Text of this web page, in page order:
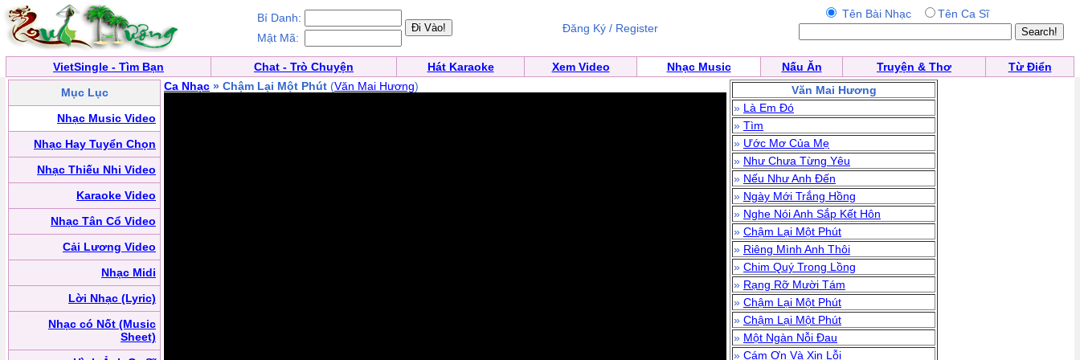
Bí Danh:
Mật Mã:
Đăng Ký / Register
Tên Bài Nhạc Tên Ca Sĩ
VietSingle - Tìm Bạn Chat - Trò Chuyện Hát Karaoke Xem Video Nhạc Music Nấu Ăn Truyện & Thơ
Từ Điển
Mục Lục
Nhạc Music Video
Nhạc Hay Tuyển Chọn
Nhạc Thiếu Nhi Video
Karaoke Video
Nhạc Tân Cổ Video
Cải Lương Video
Nhạc Midi
Lời Nhạc (Lyric)
Nhạc có Nốt (Music
Sheet)
Ca Nhạc » Chậm Lại Một Phút (Văn Mai Hương)
Văn Mai Hương
» Là Em Đó
» Tìm
» Ước Mơ Của Mẹ
» Như Chưa Từng Yêu
» Nếu Như Anh Đến
» Ngày Mới Trắng Hồng
» Nghe Nói Anh Sắp Kết Hôn
» Chậm Lại Một Phút
» Riêng Mình Anh Thôi
» Chim Quý Trong Lồng
» Rạng Rỡ Mười Tám
» Chậm Lại Một Phút
» Chậm Lại Một Phút
» Một Ngàn Nỗi Đau
» Cám Ơn Và Xin Lỗi